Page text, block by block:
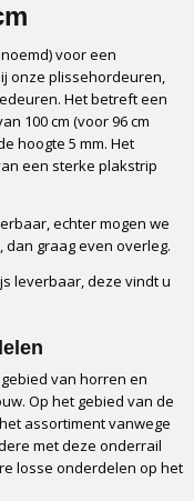
voor een
onze plissehordeuren,
Het betreft een
100 cm (voor 96 cm
hoogte 5 mm. Het
een sterke plakstrip
echter mogen we
dan graag even overleg.
leverbaar, deze vindt u
van horren en
Op het gebied van de
assortiment vanwege
met deze onderrail
losse onderdelen op het